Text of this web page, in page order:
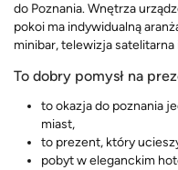
do Poznania. Wnętrza
pokoi ma indywidualną
minibar, telewizja
To dobry pomysł na
to okazja do poznania
miast,
to prezent, który
pobyt w eleganckim